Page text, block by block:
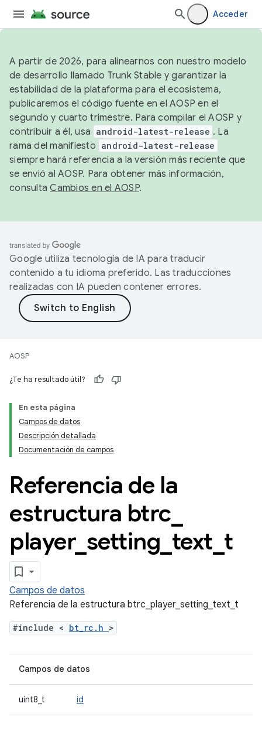
Acceder
A partir de 2026, para alinearnos con nuestro modelo
de desarrollo llamado Trunk Stable y garantizar la
estabilidad de la plataforma para el ecosistema,
publicaremos el código fuente en el AOSP en el
segundo y cuarto trimestre. Para compilar el AOSP y
contribuir a él, usa android-latest-release . La
rama del manifiesto android-latest-release
siempre hará referencia a la versión más reciente que
se envió al AOSP. Para obtener más información,
consultaCambios en el AOSP.
Google utiliza tecnología de IA para traducir
contenido a tu idioma preferido. Las traducciones
realizadas con IA pueden contener errores.
AOSP
¿Te ha resultado útil?
En esta página
Campos de datos
Descripción detallada
Documentación de campos
Referencia de la
estructura btrc
player_ setting text t
Campos de datos
Referencia de la estructura btrc_player_setting_text_t
#include < bt_rc.h >
Campos de datos
uint8_t id